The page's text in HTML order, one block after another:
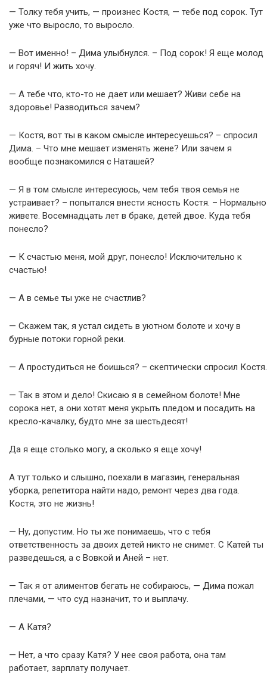
— Толку тебя учить, — произнес Костя, — тебе под сорок. Тут
уже что выросло, то выросло.
— Вот именно! – Дима улыбнулся. – Под сорок! Я еще молод
и горяч! И жить хочу.
— А тебе что, кто-то не дает или мешает? Живи себе на
здоровье! Разводиться зачем?
— Костя, вот ты в каком смысле интересуешься? – спросил
Дима. – Что мне мешает изменять жене? Или зачем я
вообще познакомился с Наташей?
— Я в том смысле интересуюсь, чем тебя твоя семья не
устраивает? – попытался внести ясность Костя. – Нормально
живете. Восемнадцать лет в браке, детей двое. Куда тебя
понесло?
— К счастью меня, мой друг, понесло! Исключительно к
счастью!
— А в семье ты уже не счастлив?
— Скажем так, я устал сидеть в уютном болоте и хочу в
бурные потоки горной реки.
— А простудиться не боишься? – скептически спросил Костя.
— Так в этом и дело! Скисаю я в семейном болоте! Мне
сорока нет, а они хотят меня укрыть пледом и посадить на
кресло-качалку, будто мне за шестьдесят!
Да я еще столько могу, а сколько я еще хочу!
А тут только и слышно, поехали в магазин, генеральная
уборка, репетитора найти надо, ремонт через два года.
Костя, это не жизнь!
— Ну, допустим. Но ты же понимаешь, что с тебя
ответственность за двоих детей никто не снимет. С Катей ты
разведешься, а с Вовкой и Аней – нет.
— Так я от алиментов бегать не собираюсь, — Дима пожал
плечами, — что суд назначит, то и выплачу.
— А Катя?
— Нет, а что сразу Катя? У нее своя работа, она там
работает, зарплату получает.